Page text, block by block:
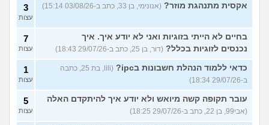
אקסית מתנהגת מוזר? (אנונימי, בן 33, כתב ב-03/08/26 15:14) 3
עצות
בחיים לא הייתי בזוגיות ואני לא יודע איך. איך
נכנסים לזוגיות בכלל? (דור, בן 25, כתב ב-29/07/26 18:43)
7
עצות
כדאי ללמוד הנהלת חשבונות בipc?
(lili, בת 25, כתבה
ב-29/07/26 18:34)
1
עצות
עובר תקופה קשה מיואש ולא יודע איך להיתקדם האלה
(אבי99, בן 22, כתב ב-29/07/26 18:25)
5
עצות